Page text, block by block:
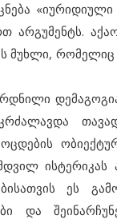
«იურიდიული
არგუმენტს.
მუხლი,
ისტერიკას
ეს
და